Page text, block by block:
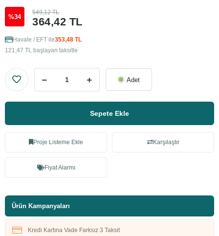
%34 364,42 TL
549,12 TL
Havale / EFT ile353,48 TL
121,47 TL başlayan taksitle
Adet
Sepete Ekle
Proje Listeme Ekle Karşılaştır
Fiyat Alarmı
Ürün Kampanyaları
Kredi Kartına Vade Farksız 3 Taksit